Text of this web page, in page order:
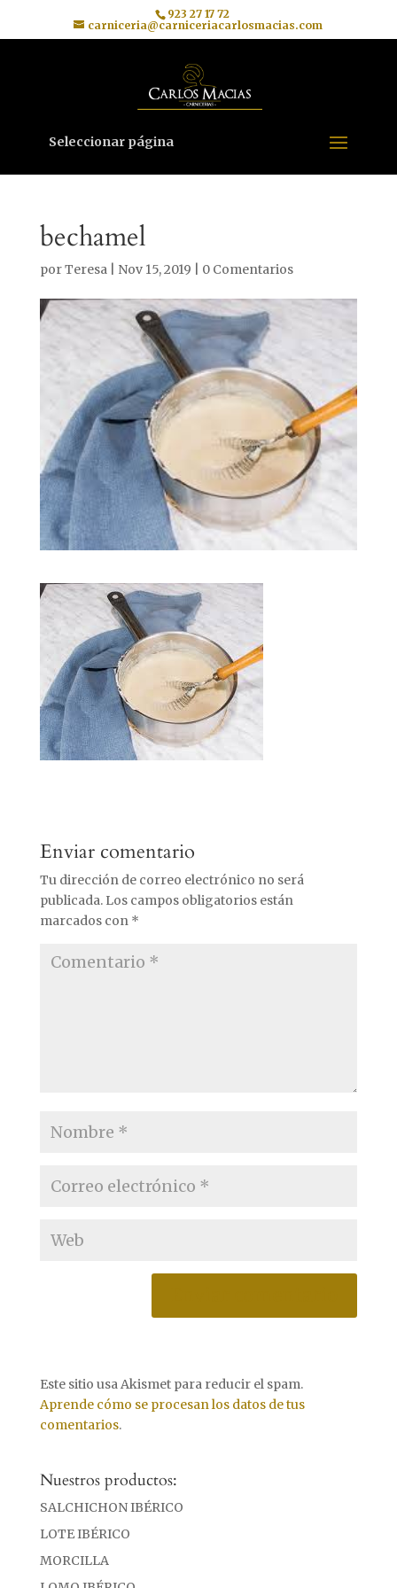
923 27 17 72
carniceria@carniceriacarlosmacias.com
Seleccionar página
bechamel
porTeresa| Nov 15, 2019 0 Comentarios
Enviar comentario
Tu dirección de correo electrónico no será
publicada. Los campos obligatorios están
marcados con *
Este sitio usa Akismet para reducir el spam.
Aprende cómo se procesan los datos de tus
comentarios.
Nuestros productos:
SALCHICHON IBÉRICO
LOTE IBÉRICO
MORCILLA